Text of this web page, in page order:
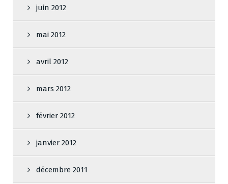
juin 2012
mai 2012
avril 2012
mars 2012
février 2012
janvier 2012
décembre 2011